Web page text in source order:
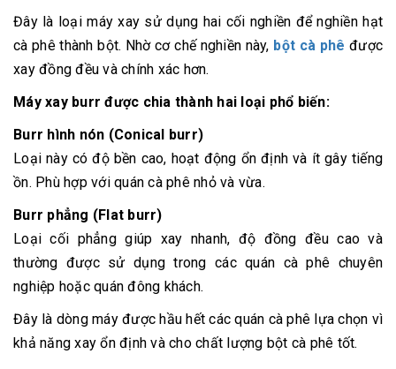
Đây là loại máy xay sử dụng hai cối nghiền để nghiền hạt
cà phê thành bột. Nhờ cơ chế nghiền này, bột cà phê được
xay đồng đều và chính xác hơn.
Máy xay burr được chia thành hai loại phổ biến:
Burr hình nón (Conical burr)
Loại này có độ bền cao, hoạt động ổn định và ít gây tiếng
ồn. Phù hợp với quán cà phê nhỏ và vừa.
Burr phẳng (Flat burr)
Loại cối phẳng giúp xay nhanh, độ đồng đều cao và
thường được sử dụng trong các quán cà phê chuyên
nghiệp hoặc quán đông khách.
Đây là dòng máy được hầu hết các quán cà phê lựa chọn vì
khả năng xay ổn định và cho chất lượng bột cà phê tốt.